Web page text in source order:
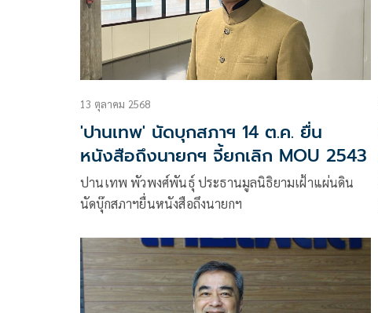
13 ตุลาคม 2568
'ปานเทพ' นัดบุกสภาฯ 14 ต.ค. ยื่น
หนังสือถึงนายกฯ จี้ยกเลิก MOU 2543
ปานเทพ พัวพงศ์พันธุ์ ประธานมูลนิธิยามเฝ้าแผ่นดิน
นัดบุ๊กสภาฯยื่นหนังสือถึงนายกฯ